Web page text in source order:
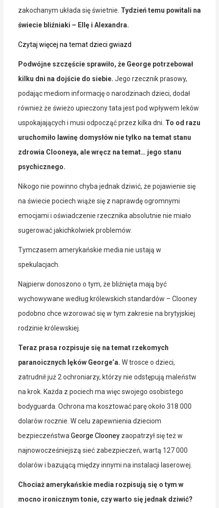
zakochanym układa się świetnie. Tydzień temu powitali na
świecie bliźniaki – Ellę i Alexandra.
Czytaj więcej na temat dzieci gwiazd
Podwójne szczęście sprawiło, że George potrzebował
kilku dni na dojście do siebie. Jego rzecznik prasowy,
podając mediom informację o narodzinach dzieci, dodał
również że świeżo upieczony tata jest pod wpływem leków
uspokajających i musi odpocząć przez kilka dni. To od razu
uruchomiło lawinę domysłów nie tylko na temat stanu
zdrowia Clooneya, ale wręcz na temat… jego stanu
psychicznego.
Nikogo nie powinno chyba jednak dziwić, że pojawienie się
na świecie pociech wiąże się z naprawdę ogromnymi
emocjami i oświadczenie rzecznika absolutnie nie miało
sugerować jakichkolwiek problemów.
Tymczasem amerykańskie media nie ustają w
spekulacjach.
Najpierw donoszono o tym, że bliźnięta mają być
wychowywane według królewskich standardów – Clooney
podobno chce wzorować się w tym zakresie na brytyjskiej
rodzinie królewskiej.
Teraz prasa rozpisuje się na temat rzekomych
paranoicznych lęków George’a. W trosce o dzieci,
zatrudnił już 2 ochroniarzy, którzy nie odstępują maleństw
na krok. Każda z pociech ma więc swojego osobistego
bodyguarda. Ochrona ma kosztować parę około 318 000
dolarów rocznie. W celu zapewnienia dzieciom
bezpieczeństwa George Clooneyzaopatrzył się też w
najnowocześniejszą sieć zabezpieczeń, wartą 127 000
dolarów i bazującą między innymi na instalacji laserowej.
Chociaż amerykańskie media rozpisują się o tym w
mocno ironicznym tonie, czy warto się jednak dziwić?